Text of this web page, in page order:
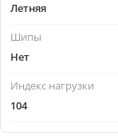
Летняя
Шипы
Нет
Индекс нагрузки
104